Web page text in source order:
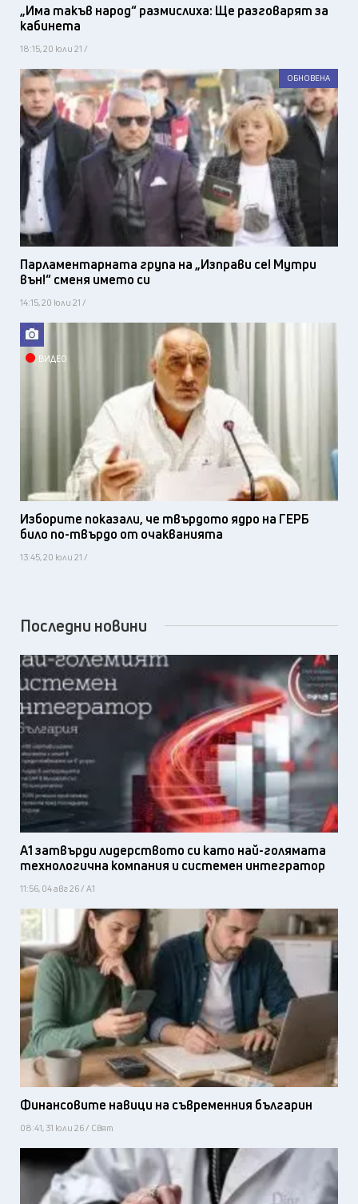
„Има такъв народ“ размислиха: Ще разговарят за
кабинета
18:15, 20 юли 21 /
ОБНОВЕНА
Парламентарната група на „Изправи се! Мутри
вън!“ сменя името си
14:15, 20 юли 21 /
ВИДЕО
Изборите показали, че твърдото ядро на ГЕРБ
било по-твърдо от очакванията
13:45, 20 юли 21 /
Последни новини
А1 затвърди лидерството си като най-голямата
технологична компания и системен интегратор
11:56, 04 авг 26 / А1
Финансовите навици на съвременния българин
08:41, 31 юли 26 / Свят